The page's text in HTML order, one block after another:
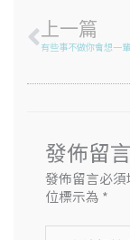
上一篇
發佈留言
發佈留言必須
位標示為 *